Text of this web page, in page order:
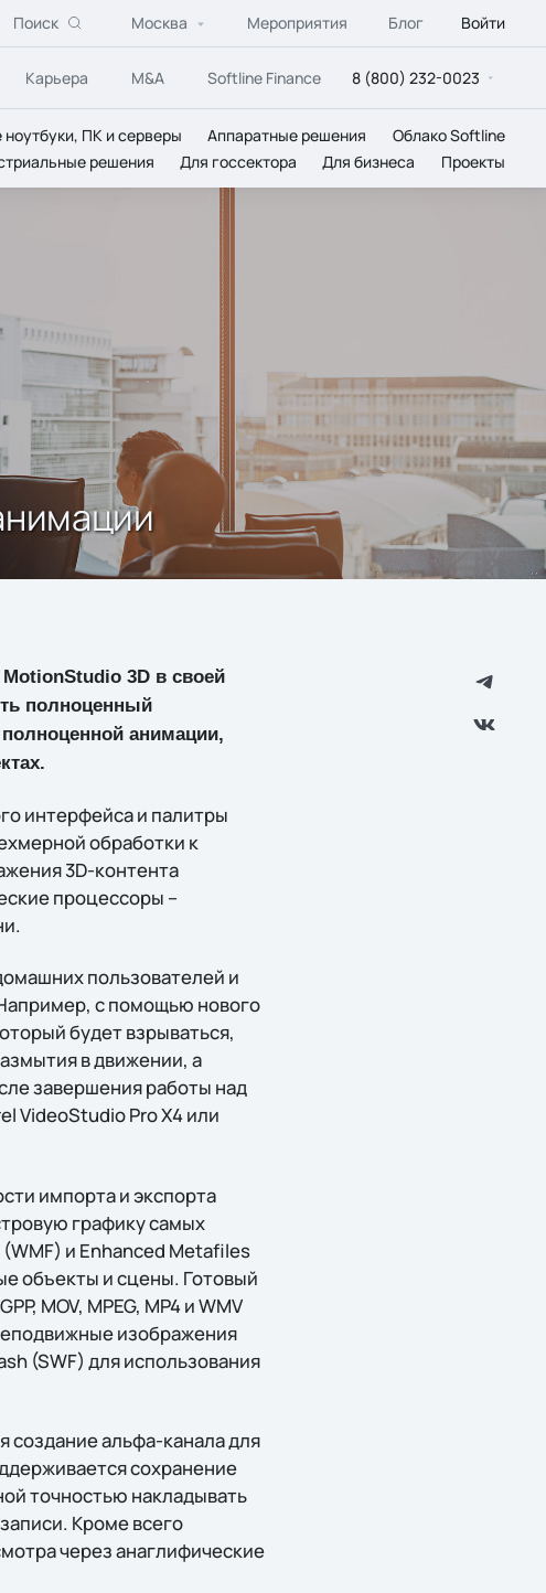
Поиск Москва Мероприятия Блог Войти
Карьера M&A Softline Finance 8 (800) 232-0023
ноутбуки, ПК и серверы Аппаратные решения
Облако Softline
решения Для госсектора Для бизнеса Проекты
3D в своей
полноценный
анимации,
интерфейса и палитры
обработки к
3D-контента
процессоры –
пользователей и
с помощью нового
будет взрываться,
в движении, а
завершения работы над
VideoStudio Pro X4 или
импорта и экспорта
графику самых
и Enhanced Metafiles
объекты и сцены. Готовый
MOV, MPEG, MP4 и WMV
изображения
(SWF) для использования
создание альфа-канала для
сохранение
точностью накладывать
Кроме всего
через анаглифические